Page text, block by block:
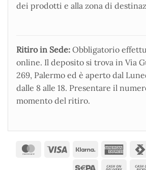
dei prodotti e alla zona di
Ritiro in Sede: Obbligatorio
online. Il deposito si trova in Via
269, Palermo ed è aperto dal
dalle 8 alle 18. Presentare il
momento del ritiro.